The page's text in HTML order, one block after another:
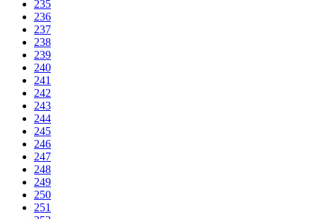
235
236
237
238
239
240
241
242
243
244
245
246
247
248
249
250
251